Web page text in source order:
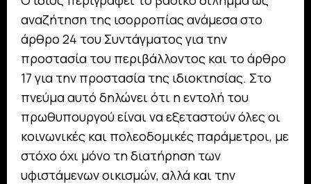
αναζήτηση της ισορροπίας ανάμεσα στο
άρθρο 24 του Συντάγματος για την
προστασία του περιβάλλοντος και το άρθρο
17 για την προστασία της ιδιοκτησίας. Στο
πνεύμα αυτό δηλώνει ότι η εντολή του
πρωθυπουργού είναι να εξεταστούν όλες οι
κοινωνικές και πολεοδομικές παράμετροι, με
στόχο όχι μόνο τη διατήρηση των
υφιστάμενων οικισμών, αλλά και την